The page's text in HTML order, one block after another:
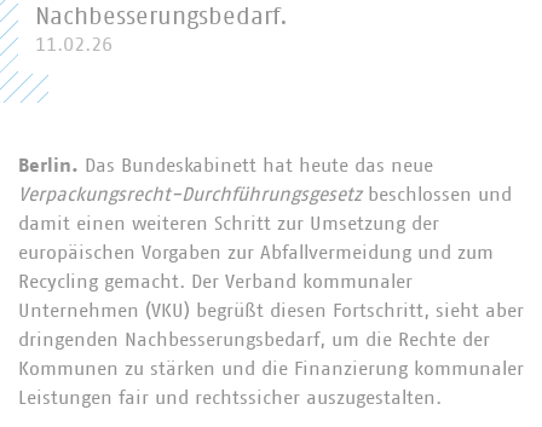
Nachbesserungsbedarf.
11.02.26
Berlin. Das Bundeskabinett hat heute das neue
Verpackungsrecht-Durchführungsgesetzbeschlossen und
damit einen weiteren Schritt zur Umsetzung der
europäischen Vorgaben zur Abfallvermeidung und zum
Recycling gemacht. Der Verband kommunaler
Unternehmen (VKU) begrüßt diesen Fortschritt, sieht aber
dringenden Nachbesserungsbedarf, um die Rechte der
Kommunen zu stärken und die Finanzierung kommunaler
Leistungen fair und rechtssicher auszugestalten.